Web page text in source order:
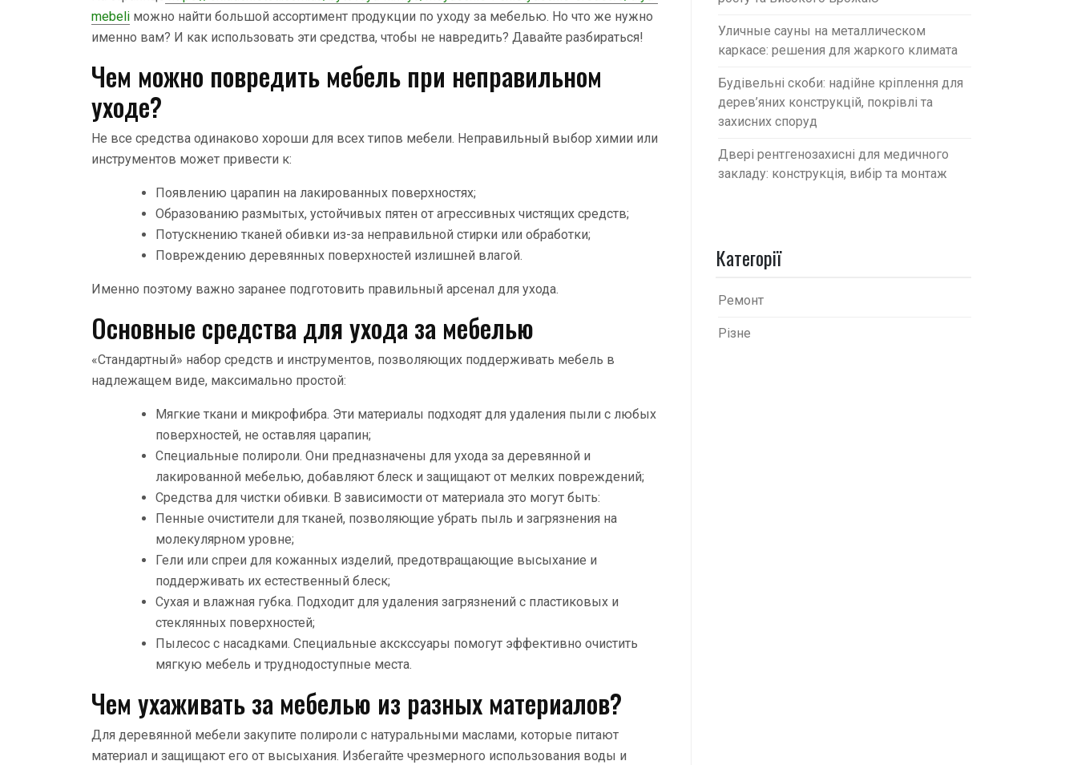
mebeli можно найти большой ассортимент продукции по уходу за мебелью. Но что же нужно
именно вам? И как использовать эти средства, чтобы не навредить? Давайте разбираться!
Чем можно повредить мебель при неправильном
уходе?
Не все средства одинаково хороши для всех типов мебели. Неправильный выбор химии или
инструментов может привести к:
Появлению царапин на лакированных поверхностях;
Образованию размытых, устойчивых пятен от агрессивных чистящих средств;
Потускнению тканей обивки из-за неправильной стирки или обработки;
Повреждению деревянных поверхностей излишней влагой.
Именно поэтому важно заранее подготовить правильный арсенал для ухода.
Основные средства для ухода за мебелью
«Стандартный» набор средств и инструментов, позволяющих поддерживать мебель в
надлежащем виде, максимально простой:
Мягкие ткани и микрофибра. Эти материалы подходят для удаления пыли с любых
поверхностей, не оставляя царапин;
Специальные полироли. Они предназначены для ухода за деревянной и
лакированной мебелью, добавляют блеск и защищают от мелких повреждений;
Средства для чистки обивки. В зависимости от материала это могут быть:
Пенные очистители для тканей, позволяющие убрать пыль и загрязнения на
молекулярном уровне;
Гели или спреи для кожанных изделий, предотвращающие высыхание и
поддерживать их естественный блеск;
Сухая и влажная губка. Подходит для удаления загрязнений с пластиковых и
стеклянных поверхностей;
Пылесос с насадками. Специальные акскссуары помогут эффективно очистить
мягкую мебель и труднодоступные места.
Чем ухаживать за мебелью из разных материалов?
Для деревянной мебели закупите полироли с натуральными маслами, которые питают
материал и защищают его от высыхания. Избегайте чрезмерного использования воды и
Уличные сауны на металлическом
каркасе: решения для жаркого климата
Будівельні скоби: надійне кріплення для
дерев’яних конструкцій, покрівлі та
захисних споруд
Двері рентгенозахисні для медичного
закладу: конструкція, вибір та монтаж
Категорії
Ремонт
Різне